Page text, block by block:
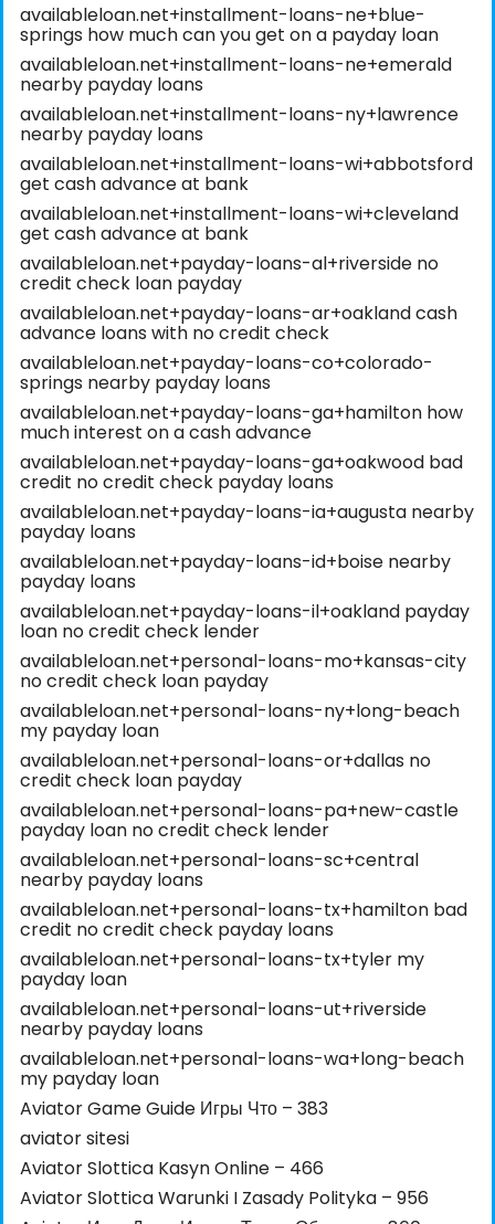
availableloan.net+installment-loans-ne+blue-
springs how much can you get on a payday loan
availableloan.net+installment-loans-ne+emerald
nearby payday loans
availableloan.net+installment-loans-ny+lawrence
nearby payday loans
availableloan.net+installment-loans-wi+abbotsford
get cash advance at bank
availableloan.net+installment-loans-wi+cleveland
get cash advance at bank
availableloan.net+payday-loans-al+riverside no
credit check loan payday
availableloan.net+payday-loans-ar+oakland cash
advance loans with no credit check
availableloan.net+payday-loans-co+colorado-
springs nearby payday loans
availableloan.net+payday-loans-ga+hamilton how
much interest on a cash advance
availableloan.net+payday-loans-ga+oakwood bad
credit no credit check payday loans
availableloan.net+payday-loans-ia+augusta nearby
payday loans
availableloan.net+payday-loans-id+boise nearby
payday loans
availableloan.net+payday-loans-il+oakland payday
loan no credit check lender
availableloan.net+personal-loans-mo+kansas-city
no credit check loan payday
availableloan.net+personal-loans-ny+long-beach
my payday loan
availableloan.net+personal-loans-or+dallas no
credit check loan payday
availableloan.net+personal-loans-pa+new-castle
payday loan no credit check lender
availableloan.net+personal-loans-sc+central
nearby payday loans
availableloan.net+personal-loans-tx+hamilton bad
credit no credit check payday loans
availableloan.net+personal-loans-tx+tyler my
payday loan
availableloan.net+personal-loans-ut+riverside
nearby payday loans
availableloan.net+personal-loans-wa+long-beach
my payday loan
Aviator Game Guide Игры Что – 383
aviator sitesi
Aviator Slottica Kasyn Online – 466
Aviator Slottica Warunki I Zasady Polityka – 956